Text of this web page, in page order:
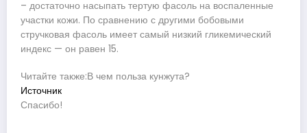
– достаточно насыпать тертую фасоль на воспаленные
участки кожи. По сравнению с другими бобовыми
стручковая фасоль имеет самый низкий гликемический
индекс — он равен 15.
Читайте также:В чем польза кунжута?
Источник
Спасибо!